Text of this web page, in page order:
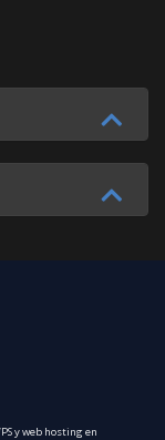
y web hosting en